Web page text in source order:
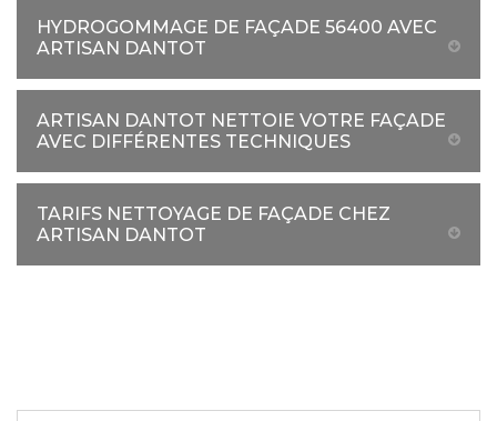
HYDROGOMMAGE DE FAÇADE 56400 AVEC
ARTISAN DANTOT
ARTISAN DANTOT NETTOIE VOTRE FAÇADE
AVEC DIFFÉRENTES TECHNIQUES
TARIFS NETTOYAGE DE FAÇADE CHEZ
ARTISAN DANTOT